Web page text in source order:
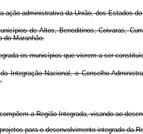
administrativa da União, dos Estados
de Altos, Beneditinos, Coivaras,
do Maranhão.
os municípios que vierem a ser
Nacional, o Conselho
a Região Integrada, visando ao
para o desenvolvimento integrado da